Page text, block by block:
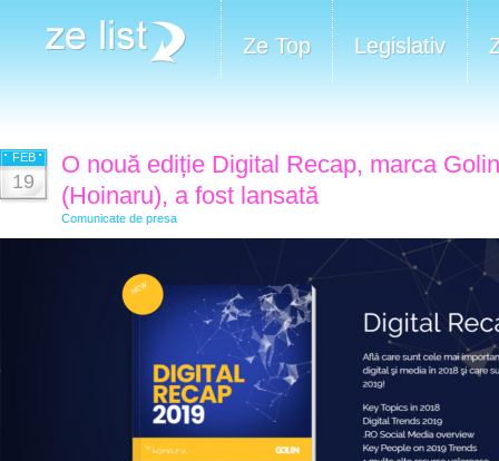
Ze Top Legislativ
FEB
19
O nouă ediție Digital Recap, marca
(Hoinaru), a fost lansată
Comunicate de presa